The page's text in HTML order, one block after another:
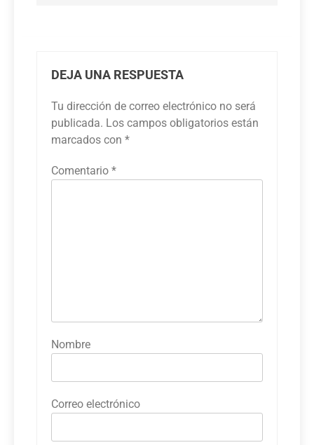
DEJA UNA RESPUESTA
Tu dirección de correo electrónico no será
publicada. Los campos obligatorios están
marcados con *
Comentario *
Nombre
Correo electrónico